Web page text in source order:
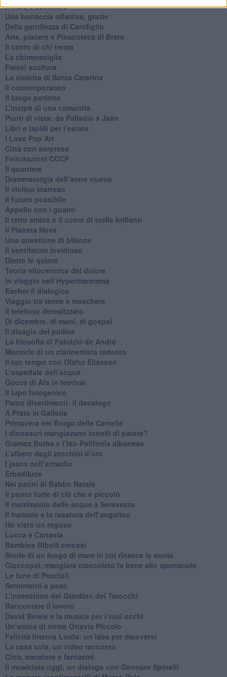
​Il male è zucchero
​Una borraccia olfattiva, grazie
​Della gentilezza di Carofiglio
Arte, piacere e Pinacoteca di Brera
​Il canto di chi trema
La chimeraviglia
​Fatevi scultura
​La violetta di Santa Caterina
​Il contemporaneo
​Il luogo perfetto
​L’incipit di una comunità
Punti di vista: da Palladio a Jaén
​Libri e lapidi per l’estate
​I Love Pop Art
Città con sorpresa
Felicitazioni CCCP
​Il quartiere
​Drammaturgia dell’anno nuovo
​Il violino inatteso
​Il futuro possibile
​Appello con i guanti
​Il tetto amico e il cuore di stelle brillanti
​Il Pianeta Nove
​Una questione di bilance
​Il ventilatore invidioso
​Dietro le quinte
​Teoria eliocentrica del dolore
In viaggio nell’Hypermaremma
​Escher il dialogico
​Viaggio tra terme e maschere
Il telefono derealizzato
​Di dicembre, di mani, di gospel
​Il disagio del pollice
​La filosofia di Fabrizio de André
Memorie di un clarinettista redento
​Il tuo tempo con Olafur Eliasson
​L’ospedale dell’acqua
​Gocce di Afa in festival
​Il lupo fotogenico
​Parco divertimenti: il decalogo
​A Prato in Galleria
​Primavera nel Borgo delle Camelie
I dinosauri mangiavano tortelli di patate?
​Gramoz Burba e l’Iso-Polifonia albanese
L’albero degli zecchini d’oro
​I jeans nell’armadio
Erbadiluce
Nei panni di Babbo Natale
​Il punto forte di ciò che è piccolo
​Il matrimonio delle acque a Seravezza
​Il frattone e la rasatura dell’angolino
​Ho visto un reguso
Lucca e Cartasia
Bambine Ribelli cercasi
Storie di un luogo di mare in cui rinasce la storia
Cioccopoi, mangiare cioccolato fa bene allo spettacolo
​Le lune di Peccioli
​Sentimenti a peso
​L’invenzione del Giardino dei Tarocchi
​Raccontare il lavoro
David Bowie e la musica per i tuoi occhi
Un’amica di nome Ottavia Piccolo
​Felicità Interna Lorda: un’idea per muoversi
​La casa sola, un video racconto
​Città, metafore e fantasmi
Il musicista oggi, un dialogo con Gennaro Spinelli